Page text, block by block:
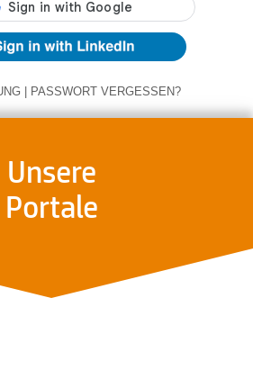
| PASSWORT VERGESSEN?
Unsere
Portale